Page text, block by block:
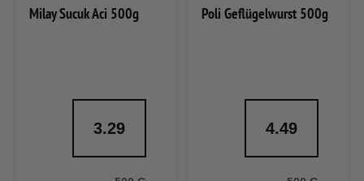
Milay Sucuk Aci 500g
3.29
Poli Geflügelwurst 500g
4.49